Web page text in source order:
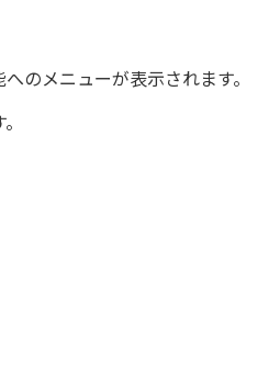
のメニューが表示されます。